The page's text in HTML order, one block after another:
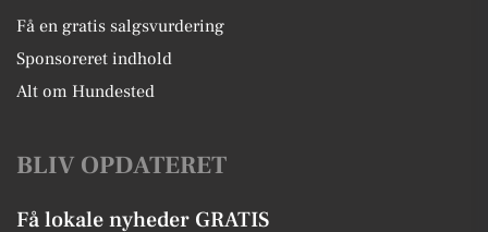
Få en gratis salgsvurdering
Sponsoreret indhold
Alt om Hundested
BLIV OPDATERET
Få lokale nyheder GRATIS